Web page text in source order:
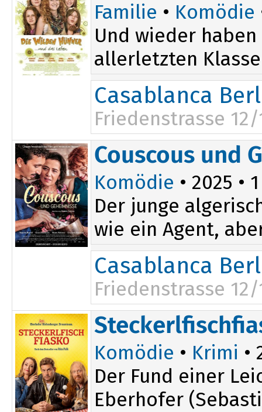
Familie • Komödie
Und wieder
allerletzten
Casablanca
Friedenstrasse 12/
Couscous und
Komödie • 2025 •
Der junge
wie ein Agent,
Casablanca
Friedenstrasse 12/
18:15
Komödie • Krimi •
Der Fund einer
Eberhofer